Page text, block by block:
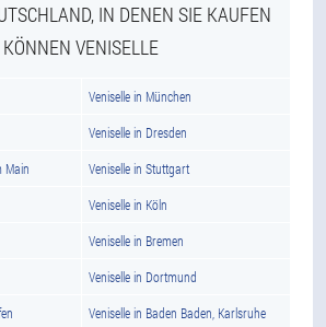
IN DENEN SIE KAUFEN
KÖNNEN VENISELLE
Veniselle in München
Veniselle in Dresden
Main Veniselle in Stuttgart
Veniselle in Köln
Veniselle in Bremen
Veniselle in Dortmund
Veniselle in Baden Baden, Karlsruhe